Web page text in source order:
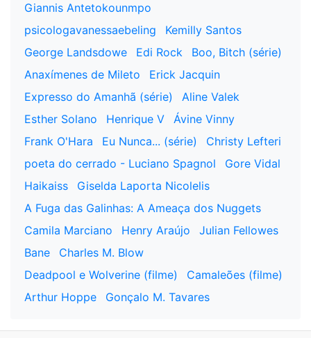
Giannis Antetokounmpo
psicologavanessaebeling
Kemilly Santos
George Landsdowe
Edi Rock
Boo, Bitch (série)
Anaxímenes de Mileto
Erick Jacquin
Expresso do Amanhã (série)
Aline Valek
Esther Solano
Henrique V
Ávine Vinny
Frank O'Hara
Eu Nunca... (série)
Christy Lefteri
poeta do cerrado - Luciano Spagnol
Gore Vidal
Haikaiss
Giselda Laporta Nicolelis
A Fuga das Galinhas: A Ameaça dos Nuggets
Camila Marciano
Henry Araújo
Julian Fellowes
Bane
Charles M. Blow
Deadpool e Wolverine (filme)
Camaleões (filme)
Arthur Hoppe
Gonçalo M. Tavares